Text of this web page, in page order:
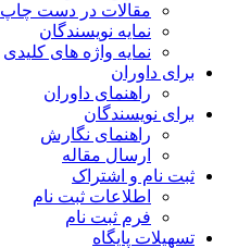
مقالات در دست چاپ
نمایه نویسندگان
نمایه واژه های کلیدی
برای داوران
راهنمای داوران
برای نویسندگان
راهنمای نگارش
ارسال مقاله
ثبت نام و اشتراک
اطلاعات ثبت نام
فرم ثبت نام
تسهیلات پایگاه